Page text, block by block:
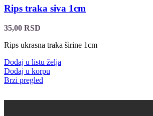
Rips traka siva 1cm
35,00 RSD
Rips ukrasna traka širine 1cm
Dodaj u listu želja
Dodaj u korpu
Brzi pregled